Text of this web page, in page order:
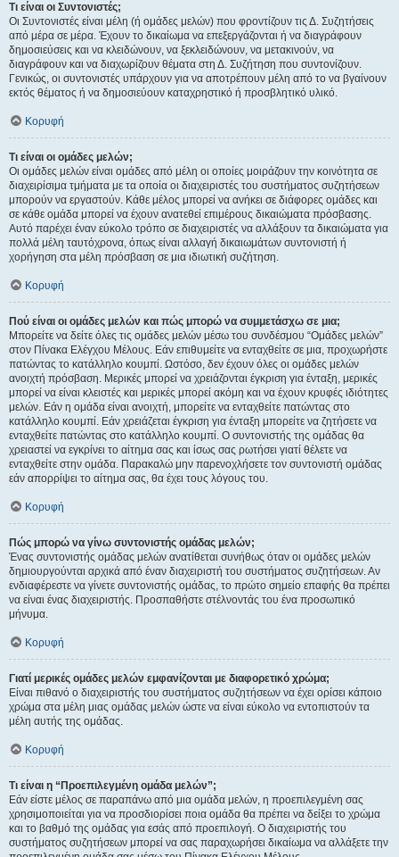
Τι είναι οι Συντονιστές;
Οι Συντονιστές είναι μέλη (ή ομάδες μελών) που φροντίζουν τις Δ. Συζητήσεις
από μέρα σε μέρα. Έχουν το δικαίωμα να επεξεργάζονται ή να διαγράφουν
δημοσιεύσεις και να κλειδώνουν, να ξεκλειδώνουν, να μετακινούν, να
διαγράφουν και να διαχωρίζουν θέματα στη Δ. Συζήτηση που συντονίζουν.
Γενικώς, οι συντονιστές υπάρχουν για να αποτρέπουν μέλη από το να βγαίνουν
εκτός θέματος ή να δημοσιεύουν καταχρηστικό ή προσβλητικό υλικό.
Κορυφή
Τι είναι οι ομάδες μελών;
Οι ομάδες μελών είναι ομάδες από μέλη οι οποίες μοιράζουν την κοινότητα σε
διαχειρίσιμα τμήματα με τα οποία οι διαχειριστές του συστήματος συζητήσεων
μπορούν να εργαστούν. Κάθε μέλος μπορεί να ανήκει σε διάφορες ομάδες και
σε κάθε ομάδα μπορεί να έχουν ανατεθεί επιμέρους δικαιώματα πρόσβασης.
Αυτό παρέχει έναν εύκολο τρόπο σε διαχειριστές να αλλάξουν τα δικαιώματα για
πολλά μέλη ταυτόχρονα, όπως είναι αλλαγή δικαιωμάτων συντονιστή ή
χορήγηση στα μέλη πρόσβαση σε μια ιδιωτική συζήτηση.
Κορυφή
Πού είναι οι ομάδες μελών και πώς μπορώ να συμμετάσχω σε μια;
Μπορείτε να δείτε όλες τις ομάδες μελών μέσω του συνδέσμου “Ομάδες μελών”
στον Πίνακα Ελέγχου Μέλους. Εάν επιθυμείτε να ενταχθείτε σε μια, προχωρήστε
πατώντας το κατάλληλο κουμπί. Ωστόσο, δεν έχουν όλες οι ομάδες μελών
ανοιχτή πρόσβαση. Μερικές μπορεί να χρειάζονται έγκριση για ένταξη, μερικές
μπορεί να είναι κλειστές και μερικές μπορεί ακόμη και να έχουν κρυφές ιδιότητες
μελών. Εάν η ομάδα είναι ανοιχτή, μπορείτε να ενταχθείτε πατώντας στο
κατάλληλο κουμπί. Εάν χρειάζεται έγκριση για ένταξη μπορείτε να ζητήσετε να
ενταχθείτε πατώντας στο κατάλληλο κουμπί. Ο συντονιστής της ομάδας θα
χρειαστεί να εγκρίνει το αίτημα σας και ίσως σας ρωτήσει γιατί θέλετε να
ενταχθείτε στην ομάδα. Παρακαλώ μην παρενοχλήσετε τον συντονιστή ομάδας
εάν απορρίψει το αίτημα σας, θα έχει τους λόγους του.
Κορυφή
Πώς μπορώ να γίνω συντονιστής ομάδας μελών;
Ένας συντονιστής ομάδας μελών ανατίθεται συνήθως όταν οι ομάδες μελών
δημιουργούνται αρχικά από έναν διαχειριστή του συστήματος συζητήσεων. Αν
ενδιαφέρεστε να γίνετε συντονιστής ομάδας, το πρώτο σημείο επαφής θα πρέπει
να είναι ένας διαχειριστής. Προσπαθήστε στέλνοντάς του ένα προσωπικό
μήνυμα.
Κορυφή
Γιατί μερικές ομάδες μελών εμφανίζονται με διαφορετικό χρώμα;
Είναι πιθανό ο διαχειριστής του συστήματος συζητήσεων να έχει ορίσει κάποιο
χρώμα στα μέλη μιας ομάδας μελών ώστε να είναι εύκολο να εντοπιστούν τα
μέλη αυτής της ομάδας.
Κορυφή
Τι είναι η “Προεπιλεγμένη ομάδα μελών”;
Εάν είστε μέλος σε παραπάνω από μια ομάδα μελών, η προεπιλεγμένη σας
χρησιμοποιείται για να προσδιορίσει ποια ομάδα θα πρέπει να δείξει το χρώμα
και το βαθμό της ομάδας για εσάς από προεπιλογή. Ο διαχειριστής του
συστήματος συζητήσεων μπορεί να σας παραχωρήσει δικαίωμα να αλλάξετε την